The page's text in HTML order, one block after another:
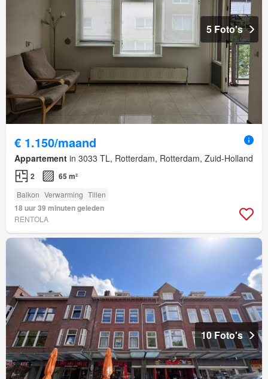
5 Foto's
€ 1.150/maand
Appartement in 3033 TL, Rotterdam, Rotterdam, Zuid-Holland
2 65 m²
Balkon Verwarming Tillen
18 uur 39 minuten geleden
RENTOLA
10 Foto's